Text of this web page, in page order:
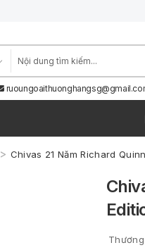
> Chivas 21 Năm Richard